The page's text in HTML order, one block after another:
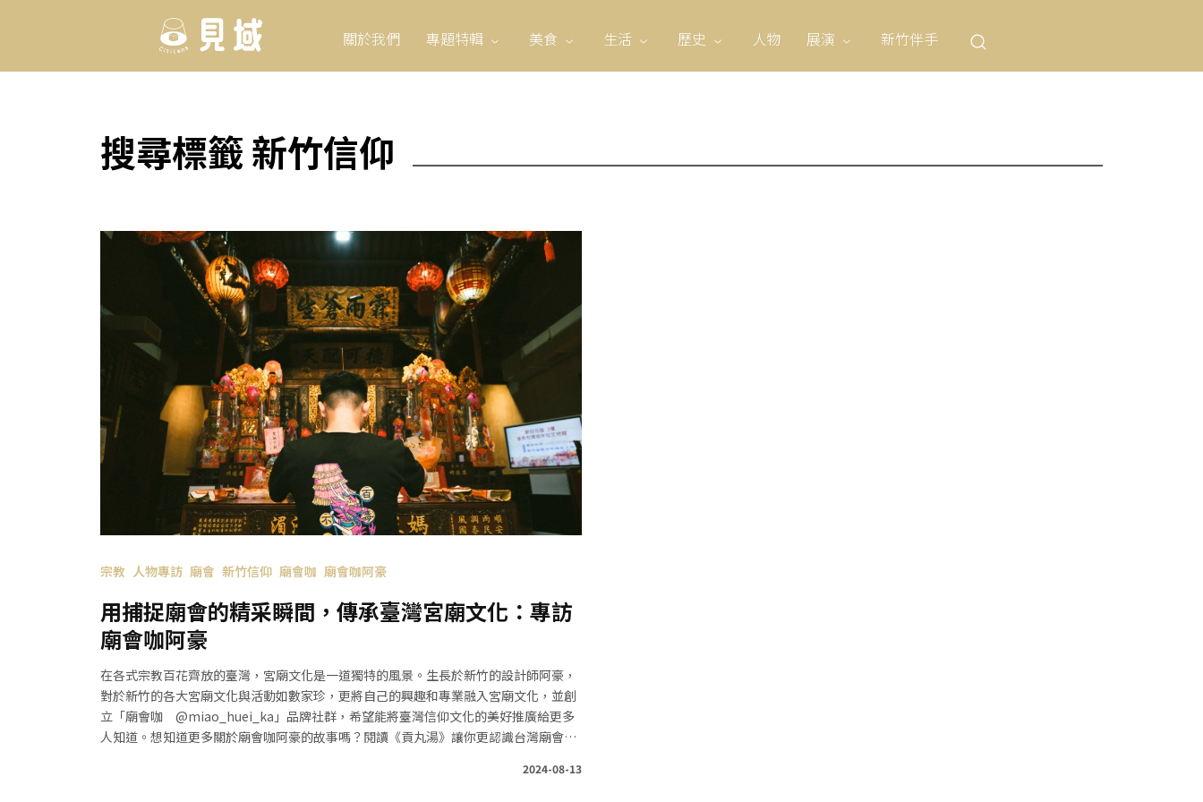
關於我們 專題特輯 美食 生活 歷史 人物 展演 新竹伴手
搜尋標籤 新竹信仰
宗教 人物專訪 廟會 新竹信仰 廟會咖 廟會咖阿豪
用捕捉廟會的精采瞬間，傳承臺灣宮廟文化：專訪
廟會咖阿豪
在各式宗教百花齊放的臺灣，宮廟文化是一道獨特的風景。生長於新竹的設計師阿豪，
對於新竹的各大宮廟文化與活動如數家珍，更將自己的興趣和專業融入宮廟文化，並創
立「廟會咖 @miao_huei_ka」品牌社群，希望能將臺灣信仰文化的美好推廣給更多
人知道。想知道更多關於廟會咖阿豪的故事嗎？閱讀《貢丸湯》讓你更認識台灣廟會文
2024-08-13